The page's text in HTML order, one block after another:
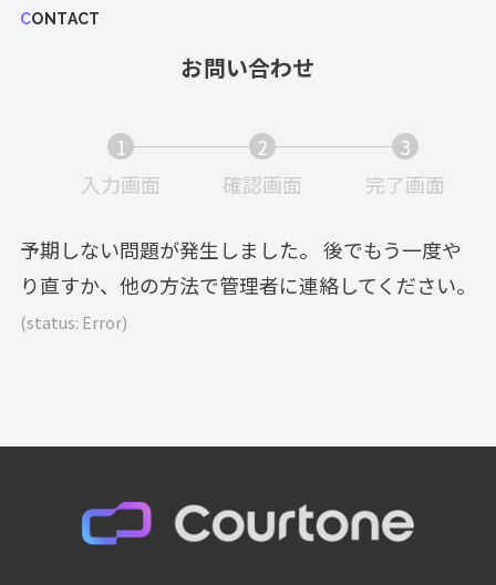
CONTACT
お問い合わせ
1
入力画面
表
示
さ
画
す。
2
確認画面
示
さ
画
で
す。
3
完了画面現
表
さ
画
予期しない問題が発生しました。 後でもう一度や
り直すか、他の方法で管理者に連絡してください。
(status: Error)